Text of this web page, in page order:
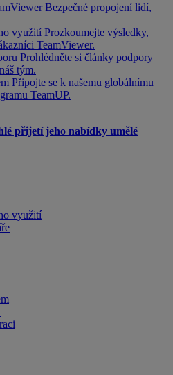
Bezpečné propojení lidí,
využití Prozkoumejte výsledky,
TeamViewer.
Prohlédněte si články podpory
tým.
Připojte se k našemu globálnímu
TeamUP.
přijetí jeho nabídky umělé
využití